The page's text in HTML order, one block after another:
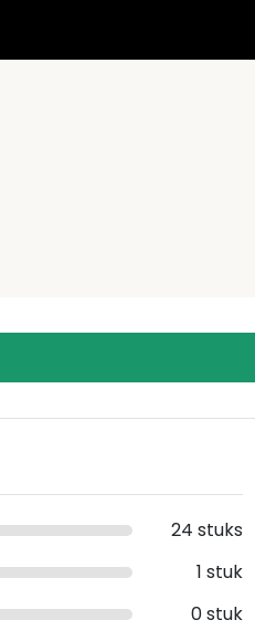
24 stuks
1 stuk
0 stuk